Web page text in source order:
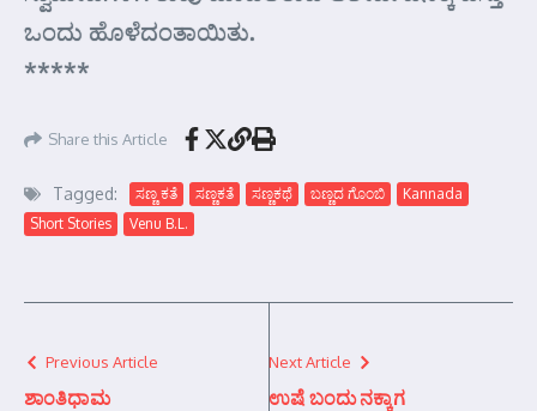
ಒಂದು ಹೊಳೆದಂತಾಯಿತು.
*****
Share this Article
Tagged: ಸಣ್ಣ ಕತೆ ಸಣ್ಣಕತೆ ಸಣ್ಣಕಥೆ ಬಣ್ಣದ ಗೊಂಬಿ
Kannada
Short Stories
Venu B.L.
Previous Article
ಶಾಂತಿಧಾಮ
Next Article
ಉಷೆ ಬಂದು ನಕ್ಕಾಗ